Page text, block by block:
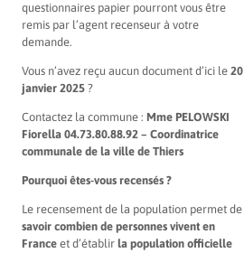
questionnaires papier pourront vous être
remis par l’agent recenseur à votre
demande.
Vous n’avez reçu aucun document d’ici le 20
janvier 2025 ?
Contactez la commune : Mme PELOWSKI
Fiorella 04.73.80.88.92 – Coordinatrice
communale de la ville de Thiers
Pourquoi êtes-vous recensés ?
Le recensement de la population permet de
savoir combien de personnes vivent en
France et d’établir la population officielle